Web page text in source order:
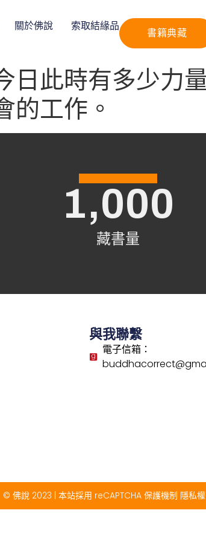
關於佛說 索取結緣品
書籍典藏
日此時有多少力
的工作。
藏書量
1,000
與我聯繫
電子信箱：
© 佛說 2023 | 本站採用 reCAPTCHA 保護機制 隱私權